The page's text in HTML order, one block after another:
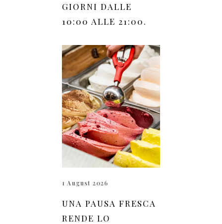
GIORNI DALLE
10:00 ALLE 21:00.
1 August 2026
UNA PAUSA FRESCA
RENDE LO